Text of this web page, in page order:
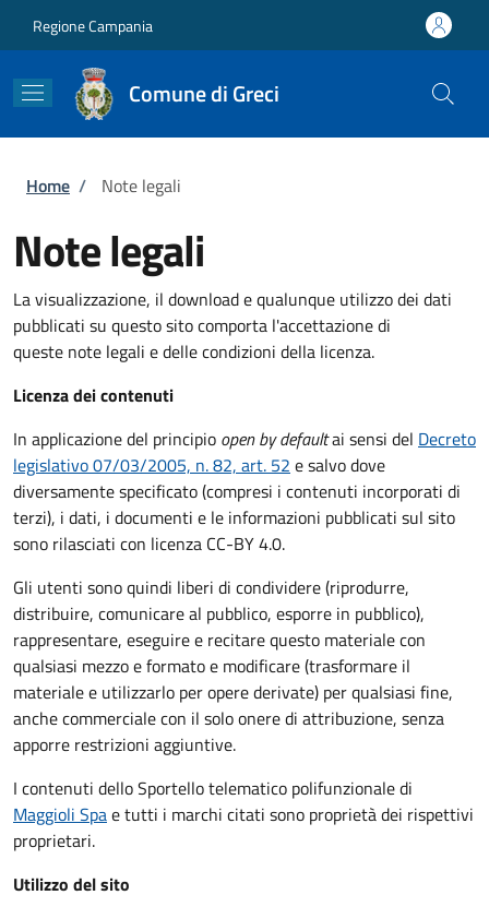
Regione Campania
Comune di Greci
Briciole di pane
Home / Note legali
Note legali
La visualizzazione, il download e qualunque utilizzo dei dati
pubblicati su questo sito comporta l'accettazione di
queste note legali e delle condizioni della licenza.
Licenza dei contenuti
In applicazione del principio open by defaultai sensi del Decreto
legislativo 07/03/2005, n. 82, art. 52 e salvo dove
diversamente specificato (compresi i contenuti incorporati di
terzi), i dati, i documenti e le informazioni pubblicati sul sito
sono rilasciati con licenza CC-BY 4.0.
Gli utenti sono quindi liberi di condividere (riprodurre,
distribuire, comunicare al pubblico, esporre in pubblico),
rappresentare, eseguire e recitare questo materiale con
qualsiasi mezzo e formato e modificare (trasformare il
materiale e utilizzarlo per opere derivate) per qualsiasi fine,
anche commerciale con il solo onere di attribuzione, senza
apporre restrizioni aggiuntive.
I contenuti dello Sportello telematico polifunzionaledi
Maggioli Spae tutti i marchi citati sono proprietà dei rispettivi
proprietari.
Utilizzo del sito